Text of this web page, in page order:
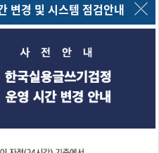
회원가입
변경 및 시스템 점검안내